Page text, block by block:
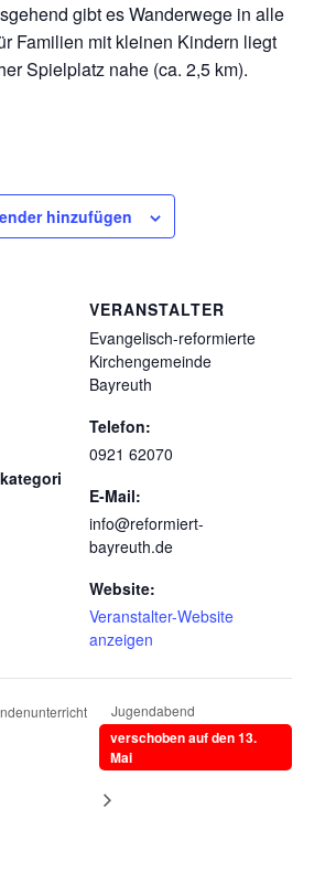
gibt es Wanderwege in alle
Familien mit kleinen Kindern liegt
Spielplatz nahe (ca. 2,5 km).
hinzufügen
VERANSTALTER
Evangelisch-reformierte
Kirchengemeinde
Bayreuth
Telefon:
0921 62070
E-Mail:
info@reformiert-
bayreuth.de
Website:
Veranstalter-Website
anzeigen
Jugendabend
verschoben auf den 13.
Mai